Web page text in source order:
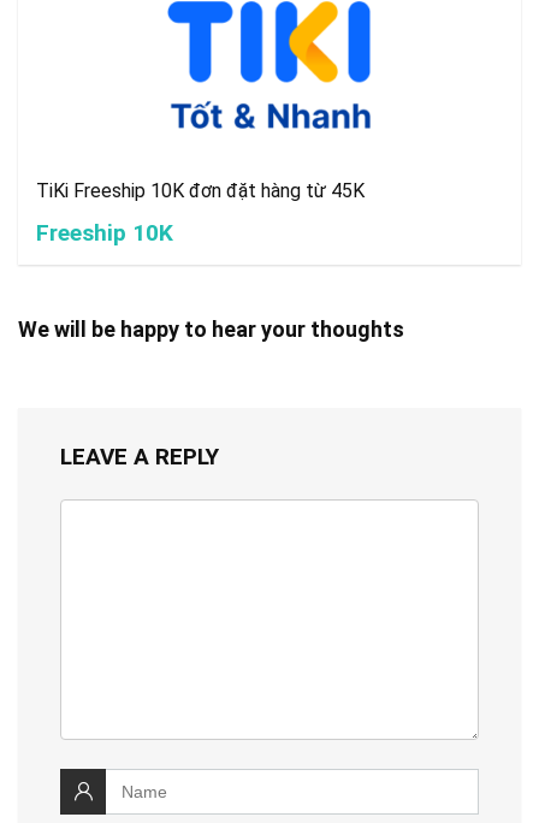
TiKi Freeship 10K đơn đặt hàng từ 45K
Freeship 10K
We will be happy to hear your thoughts
LEAVE A REPLY